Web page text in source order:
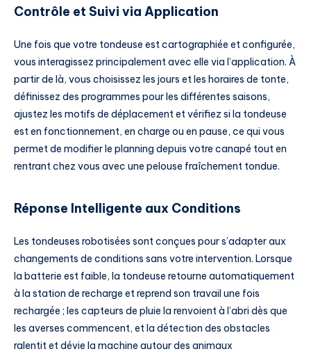
Contrôle et Suivi via Application
Une fois que votre tondeuse est cartographiée et configurée,
vous interagissez principalement avec elle via l’application. À
partir de là, vous choisissez les jours et les horaires de tonte,
définissez des programmes pour les différentes saisons,
ajustez les motifs de déplacement et vérifiez si la tondeuse
est en fonctionnement, en charge ou en pause, ce qui vous
permet de modifier le planning depuis votre canapé tout en
rentrant chez vous avec une pelouse fraîchement tondue.
Réponse Intelligente aux Conditions
Les tondeuses robotisées sont conçues pour s’adapter aux
changements de conditions sans votre intervention. Lorsque
la batterie est faible, la tondeuse retourne automatiquement
à la station de recharge et reprend son travail une fois
rechargée ; les capteurs de pluie la renvoient à l’abri dès que
les averses commencent, et la détection des obstacles
ralentit et dévie la machine autour des animaux